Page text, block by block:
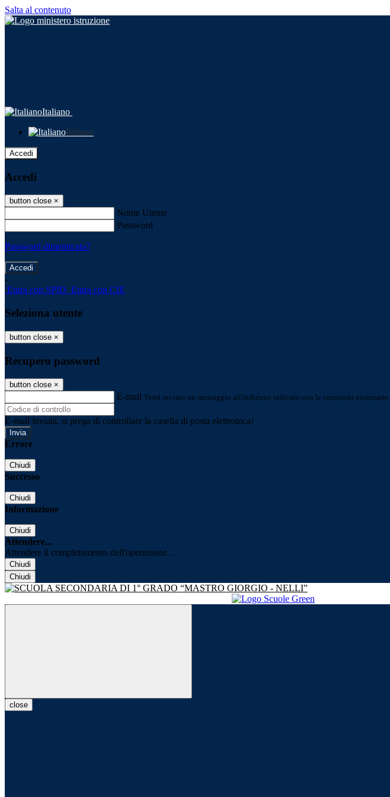
Salta al contenuto
Italiano
Italiano
Accedi
Accedi
button close ×
Nome Utente
Password
Password dimenticata?
-
Entra con SPID Entra con CIE
Seleziona utente
button close ×
Recupero password
button close ×
E-mail Verrà inviato un messaggio all'indirizzo indicato con le istruzioni necessarie.
E-mail inviata, si prega di controllare la casella di posta elettronica!
Errore
Chiudi
Successo
Chiudi
Informazione
Chiudi
Attendere...
Attendere il completamento dell'operazione...
Chiudi
Chiudi
close